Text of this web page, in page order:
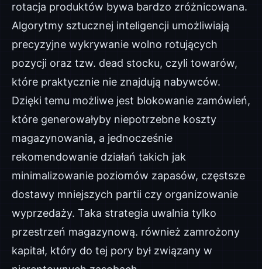
rotacja produktów bywa bardzo zróżnicowana.
Algorytmy sztucznej inteligencji umożliwiają
precyzyjne wykrywanie wolno rotujących
pozycji oraz tzw. dead stocku, czyli towarów,
które praktycznie nie znajdują nabywców.
Dzięki temu możliwe jest blokowanie zamówień,
które generowałyby niepotrzebne koszty
magazynowania, a jednocześnie
rekomendowanie działań takich jak
minimalizowanie poziomów zapasów, częstsze
dostawy mniejszych partii czy organizowanie
wyprzedaży. Taka strategia uwalnia tylko
przestrzeń magazynową. również zamrożony
kapitał, który do tej pory był związany w